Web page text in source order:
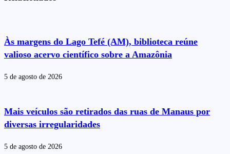
Às margens do Lago Tefé (AM), biblioteca reúne
valioso acervo científico sobre a Amazônia
5 de agosto de 2026
Mais veículos são retirados das ruas de Manaus por
diversas irregularidades
5 de agosto de 2026